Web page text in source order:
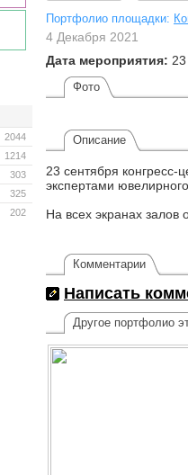
2044
1214
303
325
202
Портфолио площадки:
4 Декабря 2021
Дата мероприятия:
Фото
Описание
23 сентября конгресс-
экспертами
На всех экранах залов
Комментарии
Написать
Другое портфолио